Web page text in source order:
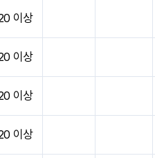
이상
이상
이상
이상